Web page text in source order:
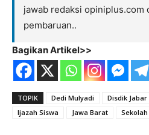
jawab redaksi opiniplus.com
pembaruan..
Bagikan Artikel>>
TOPIK Dedi Mulyadi Disdik Jabar
Ijazah Siswa
Jawa Barat Sekolah